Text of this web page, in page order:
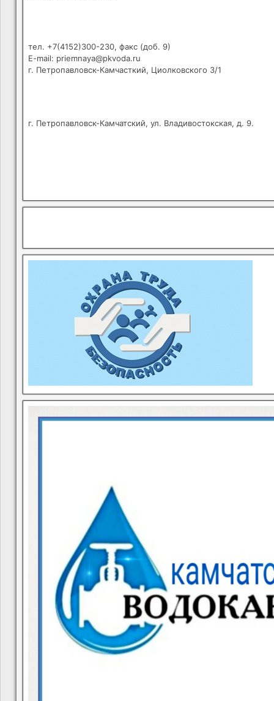
тел. +7(4152)300-230, факс (доб. 9)
E-mail: priemnaya@pkvoda.ru
г. Петропавловск-Камчасткий, Циолковского 3/1
г. Петропавловск-Камчатский, ул. Владивостокская, д. 9.